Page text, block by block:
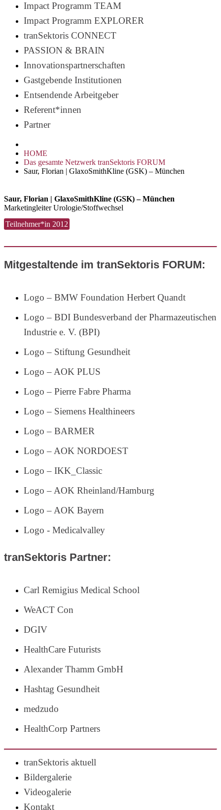
Impact Programm TEAM
Impact Programm EXPLORER
tranSektoris CONNECT
PASSION & BRAIN
Innovationspartnerschaften
Gastgebende Institutionen
Entsendende Arbeitgeber
Referent*innen
Partner
HOME
Das gesamte Netzwerk tranSektoris FORUM
Saur, Florian | GlaxoSmithKline (GSK) – München
Saur, Florian | GlaxoSmithKline (GSK) – München
Marketingleiter Urologie/Stoffwechsel
Teilnehmer*in 2012
Mitgestaltende im tranSektoris FORUM:
Logo – BMW Foundation Herbert Quandt
Logo – BDI Bundesverband der Pharmazeutischen
Industrie e. V. (BPI)
Logo – Stiftung Gesundheit
Logo – AOK PLUS
Logo – Pierre Fabre Pharma
Logo – Siemens Healthineers
Logo – BARMER
Logo – AOK NORDOEST
Logo – IKK_Classic
Logo – AOK Rheinland/Hamburg
Logo – AOK Bayern
Logo - Medicalvalley
tranSektoris Partner:
Carl Remigius Medical School
WeACT Con
DGIV
HealthCare Futurists
Alexander Thamm GmbH
Hashtag Gesundheit
medzudo
HealthCorp Partners
tranSektoris aktuell
Bildergalerie
Videogalerie
Kontakt